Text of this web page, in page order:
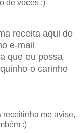
de vocês :)
receita aqui do
e-mail
que eu possa
o carinho
me avise,
:)